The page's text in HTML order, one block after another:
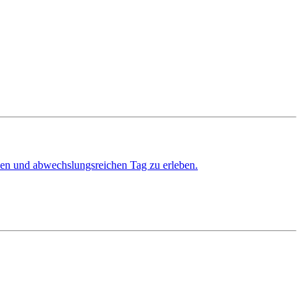
und abwechslungsreichen Tag zu erleben.